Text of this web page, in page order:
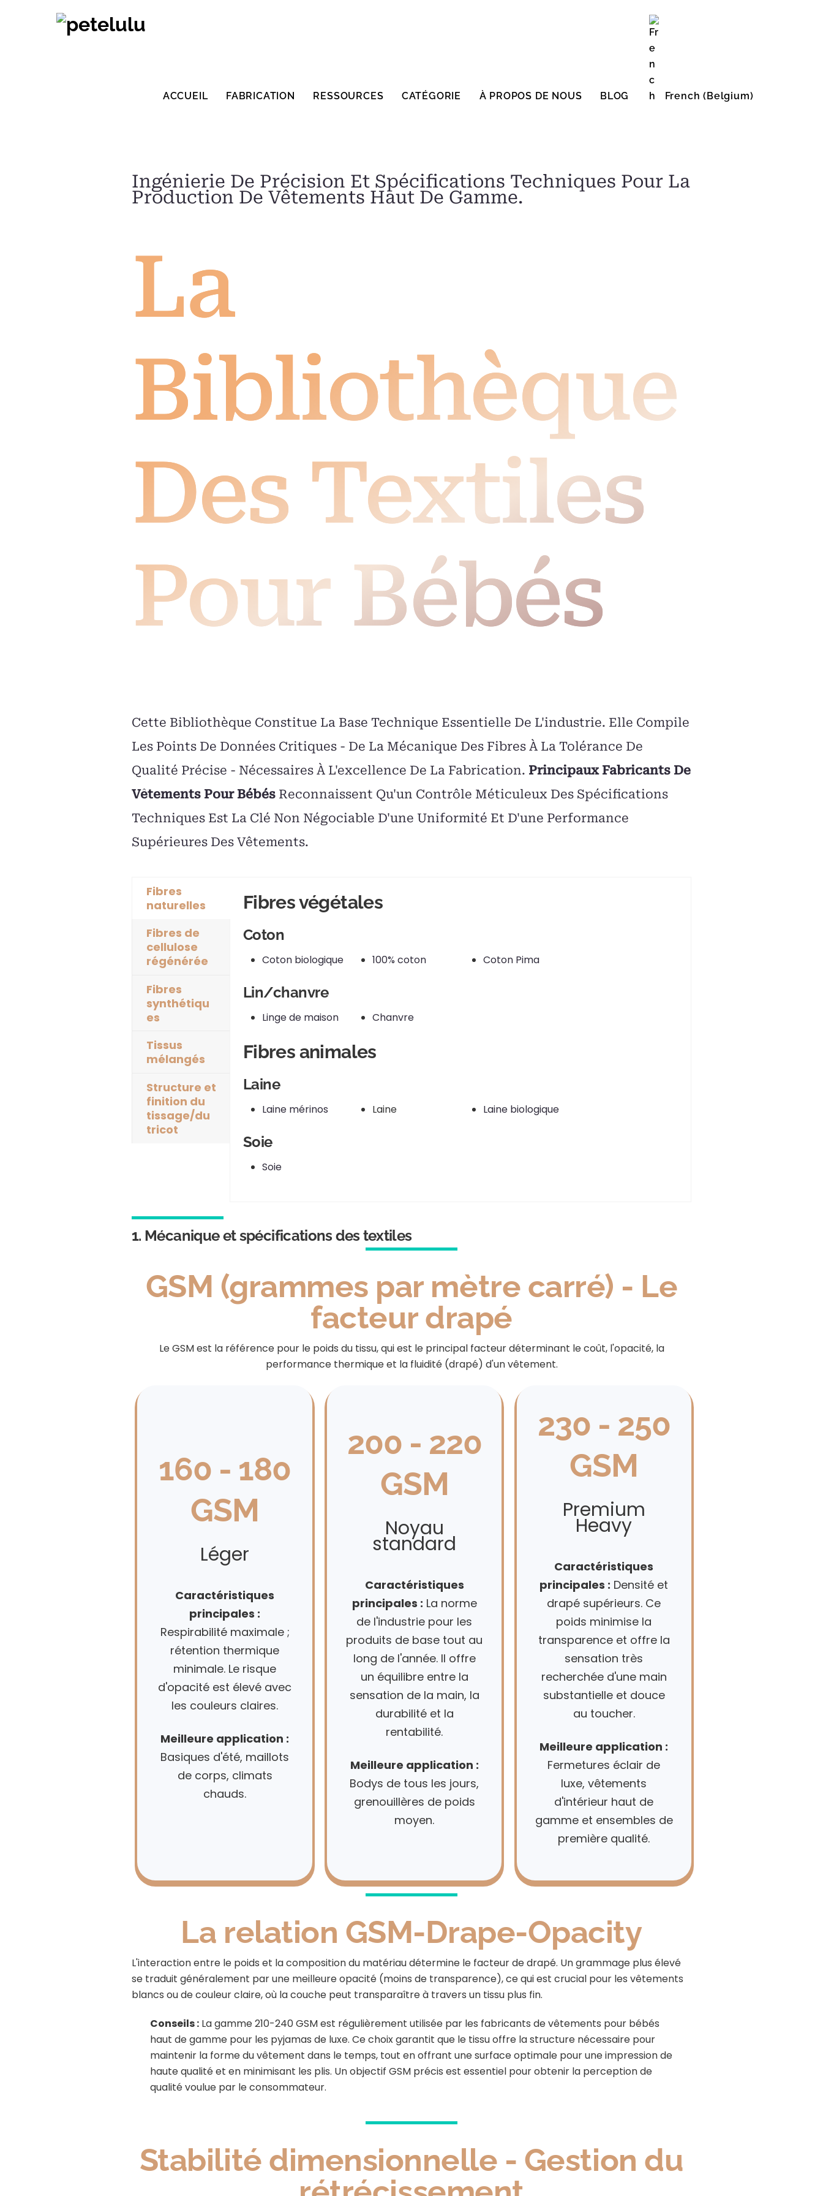
ACCUEIL FABRICATION RESSOURCES CATÉGORIE À PROPOS DE NOUS BLOG French (Belgium)
Ingénierie De Précision Et Spécifications Techniques Pour La
Production De Vêtements Haut De Gamme.
La
Bibliothèque
Des Textiles
Pour Bébés
Cette Bibliothèque Constitue La Base Technique Essentielle De L'industrie. Elle Compile
Les Points De Données Critiques - De La Mécanique Des Fibres À La Tolérance De
Qualité Précise - Nécessaires À L'excellence De La Fabrication. Principaux Fabricants De
Vêtements Pour Bébés Reconnaissent Qu'un Contrôle Méticuleux Des Spécifications
Techniques Est La Clé Non Négociable D'une Uniformité Et D'une Performance
Supérieures Des Vêtements.
Fibres
naturelles
Fibres de
cellulose
régénérée
Fibres
synthétiqu
es
Tissus
mélangés
Structure et
finition du
tissage/du
tricot
Fibres végétales
Coton
Coton biologique 100% coton Coton Pima
Lin/chanvre
Linge de maison Chanvre
Fibres animales
Laine
Laine mérinos Laine Laine biologique
Soie
Soie
1. Mécanique et spécifications des textiles
GSM (grammes par mètre carré) - Le
facteur drapé
Le GSM est la référence pour le poids du tissu, qui est le principal facteur déterminant le coût, l'opacité, la
performance thermique et la fluidité (drapé) d'un vêtement.
160 - 180
GSM
Léger
Caractéristiques
principales :
Respirabilité maximale ;
rétention thermique
minimale. Le risque
d'opacité est élevé avec
les couleurs claires.
Meilleure application :
Basiques d'été, maillots
de corps, climats
chauds.
200 - 220
GSM
Noyau
standard
Caractéristiques
principales : La norme
de l'industrie pour les
produits de base tout au
long de l'année. Il offre
un équilibre entre la
sensation de la main, la
durabilité et la
rentabilité.
Meilleure application :
Bodys de tous les jours,
grenouillères de poids
moyen.
230 - 250
GSM
Premium
Heavy
Caractéristiques
principales : Densité et
drapé supérieurs. Ce
poids minimise la
transparence et offre la
sensation très
recherchée d'une main
substantielle et douce
au toucher.
Meilleure application :
Fermetures éclair de
luxe, vêtements
d'intérieur haut de
gamme et ensembles de
première qualité.
La relation GSM-Drape-Opacity
L'interaction entre le poids et la composition du matériau détermine le facteur de drapé. Un grammage plus élevé
se traduit généralement par une meilleure opacité (moins de transparence), ce qui est crucial pour les vêtements
blancs ou de couleur claire, où la couche peut transparaître à travers un tissu plus fin.
Conseils : La gamme 210-240 GSM est régulièrement utilisée par les fabricants de vêtements pour bébés
haut de gamme pour les pyjamas de luxe. Ce choix garantit que le tissu offre la structure nécessaire pour
maintenir la forme du vêtement dans le temps, tout en offrant une surface optimale pour une impression de
haute qualité et en minimisant les plis. Un objectif GSM précis est essentiel pour obtenir la perception de
qualité voulue par le consommateur.
Stabilité dimensionnelle - Gestion du